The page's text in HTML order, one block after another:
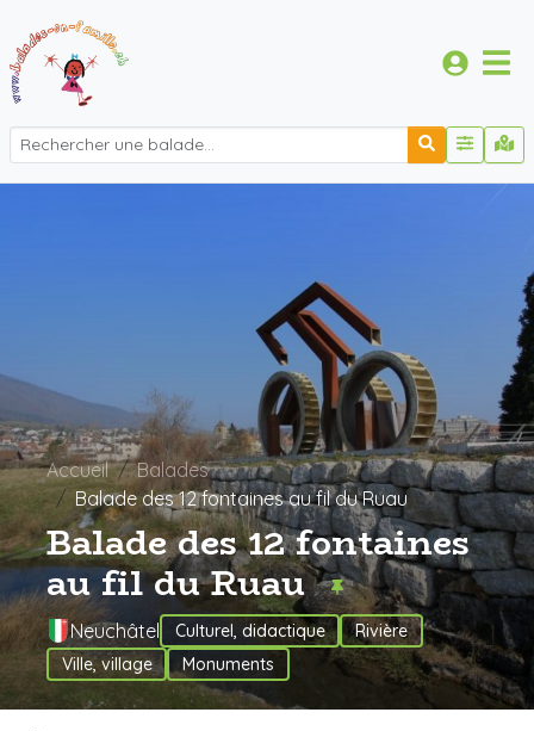
Accueil
Balades
Balade des 12 fontaines au fil du Ruau
Balade des 12 fontaines
au fil du Ruau
Neuchâtel Culturel, didactique
Rivière
Ville, village
Monuments